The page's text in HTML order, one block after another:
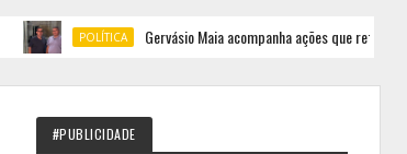
POLÍTICA Gervásio Maia acompanha ações que reforçam
#PUBLICIDADE